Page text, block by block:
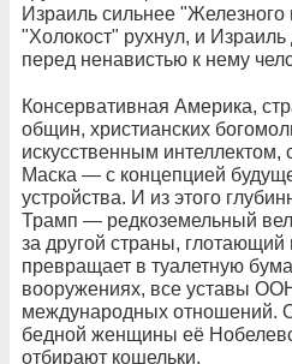
Израиль сильнее "Железного
"Холокост" рухнул, и
перед ненавистью к нему
Консервативная Америка,
общин, христианских
искусственным
Маска — с концепцией
устройства. И из этого
Трамп — редкоземельный
за другой страны, глотающий
превращает в туалетную
вооружениях, все уставы
международных отношений.
бедной женщины её
отбирают кошельки.